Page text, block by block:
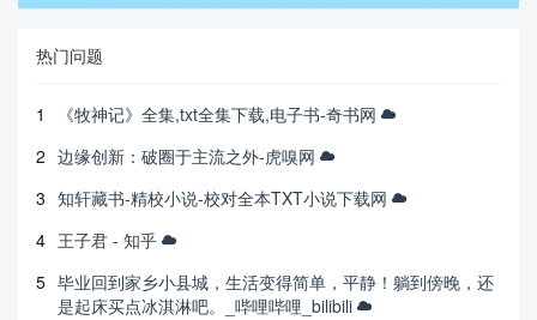
热门问题
1
《牧神记》全集,txt全集下载,电子书-奇书网
2 边缘创新：破圈于主流之外-虎嗅网
3 知轩藏书-精校小说-校对全本TXT小说下载网
4 王子君 - 知乎
5 毕业回到家乡小县城，生活变得简单，平静！躺到傍晚，还
是起床买点冰淇淋吧。_哔哩哔哩_bilibili